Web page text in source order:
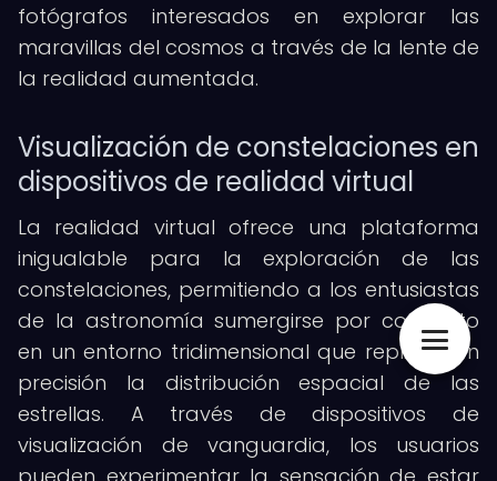
fotógrafos interesados en explorar las
maravillas del cosmos a través de la lente de
la realidad aumentada.
Visualización de constelaciones en
dispositivos de realidad virtual
La realidad virtual ofrece una plataforma
inigualable para la exploración de las
constelaciones, permitiendo a los entusiastas
de la astronomía sumergirse por completo
en un entorno tridimensional que replica con
precisión la distribución espacial de las
estrellas. A través de dispositivos de
visualización de vanguardia, los usuarios